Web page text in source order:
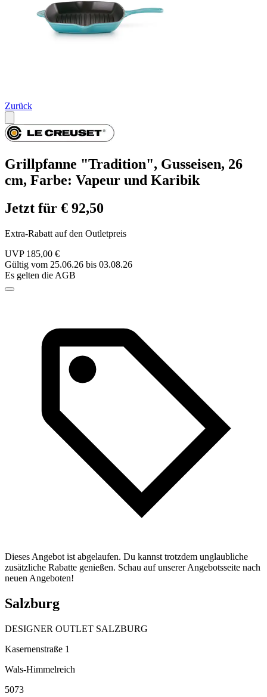
Zurück
Grillpfanne "Tradition", Gusseisen, 26
cm, Farbe: Vapeur und Karibik
Jetzt für € 92,50
Extra-Rabatt auf den Outletpreis
UVP 185,00 €
Gültig vom 25.06.26 bis 03.08.26
Es gelten die AGB
Dieses Angebot ist abgelaufen. Du kannst trotzdem unglaubliche
zusätzliche Rabatte genießen. Schau auf unserer Angebotsseite nach
neuen Angeboten!
Salzburg
DESIGNER OUTLET SALZBURG
Kasernenstraße 1
Wals-Himmelreich
5073